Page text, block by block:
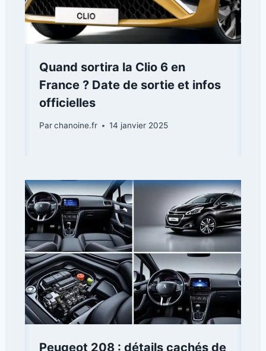
Quand sortira la Clio 6 en
France ? Date de sortie et infos
officielles
Parchanoine.fr 14 janvier 2025
Peugeot 208 : détails cachés de